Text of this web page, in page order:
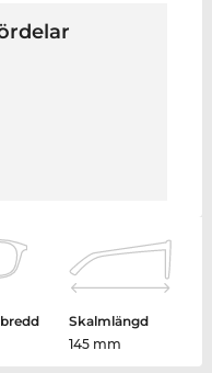
Skalmlängd
145 mm